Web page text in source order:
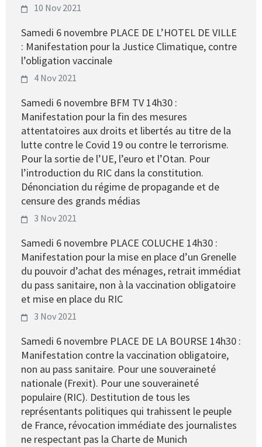
10 Nov 2021
Samedi 6 novembre PLACE DE L’HOTEL DE VILLE
: Manifestation pour la Justice Climatique, contre
l’obligation vaccinale
4 Nov 2021
Samedi 6 novembre BFM TV 14h30 :
Manifestation pour la fin des mesures
attentatoires aux droits et libertés au titre de la
lutte contre le Covid 19 ou contre le terrorisme.
Pour la sortie de l’UE, l’euro et l’Otan. Pour
l’introduction du RIC dans la constitution.
Dénonciation du régime de propagande et de
censure des grands médias
3 Nov 2021
Samedi 6 novembre PLACE COLUCHE 14h30 :
Manifestation pour la mise en place d’un Grenelle
du pouvoir d’achat des ménages, retrait immédiat
du pass sanitaire, non à la vaccination obligatoire
et mise en place du RIC
3 Nov 2021
Samedi 6 novembre PLACE DE LA BOURSE 14h30 :
Manifestation contre la vaccination obligatoire,
non au pass sanitaire. Pour une souveraineté
nationale (Frexit). Pour une souveraineté
populaire (RIC). Destitution de tous les
représentants politiques qui trahissent le peuple
de France, révocation immédiate des journalistes
ne respectant pas la Charte de Munich